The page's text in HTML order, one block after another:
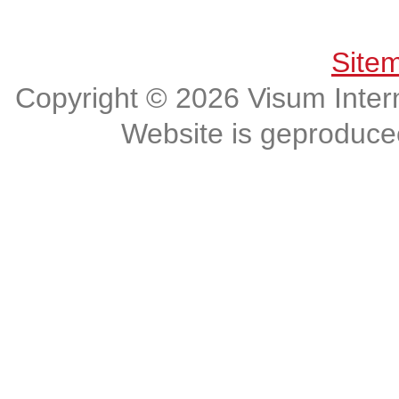
Copyright © 2026 Visum
Website is